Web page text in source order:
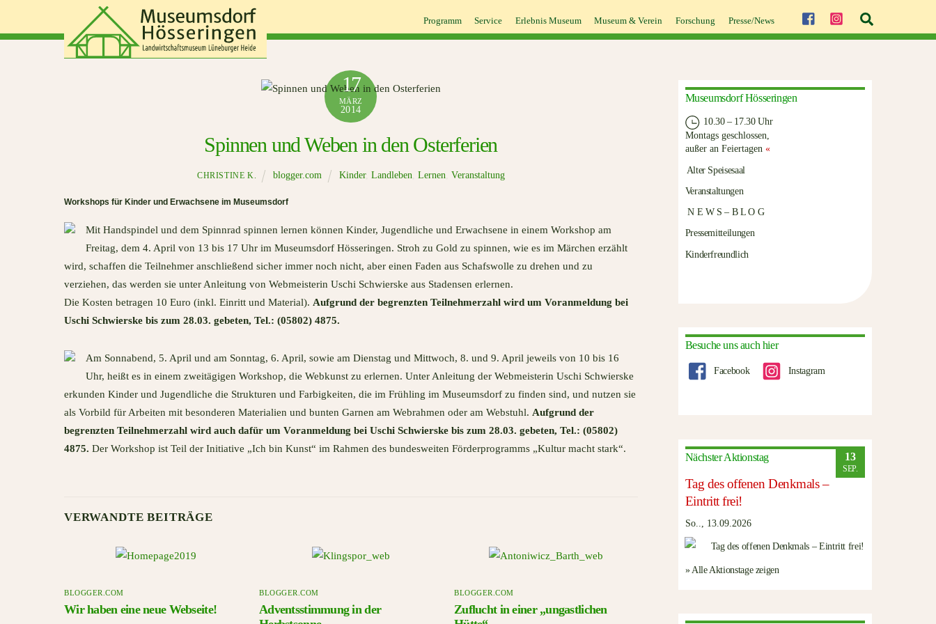
Programm Service Erlebnis Museum Museum & Verein Forschung Presse/News
17
MÄRZ
2014
Spinnen und Weben in den Osterferien
CHRISTINE K. blogger.com Kinder, Landleben, Lernen, Veranstaltung
Workshops für Kinder und Erwachsene im Museumsdorf
Mit Handspindel und dem Spinnrad spinnen lernen können Kinder, Jugendliche und Erwachsene in einem Workshop am
Freitag, dem 4. April von 13 bis 17 Uhr im Museumsdorf Hösseringen. Stroh zu Gold zu spinnen, wie es im Märchen erzählt
wird, schaffen die Teilnehmer anschließend sicher immer noch nicht, aber einen Faden aus Schafswolle zu drehen und zu
verziehen, das werden sie unter Anleitung von Webmeisterin Uschi Schwierske aus Stadensen erlernen.
Die Kosten betragen 10 Euro (inkl. Einritt und Material). Aufgrund der begrenzten Teilnehmerzahl wird um Voranmeldung bei
Uschi Schwierske bis zum 28.03. gebeten, Tel.: (05802) 4875.
Am Sonnabend, 5. April und am Sonntag, 6. April, sowie am Dienstag und Mittwoch, 8. und 9. April jeweils von 10 bis 16
Uhr, heißt es in einem zweitägigen Workshop, die Webkunst zu erlernen. Unter Anleitung der Webmeisterin Uschi Schwierske
erkunden Kinder und Jugendliche die Strukturen und Farbigkeiten, die im Frühling im Museumsdorf zu finden sind, und nutzen sie
als Vorbild für Arbeiten mit besonderen Materialien und bunten Garnen am Webrahmen oder am Webstuhl. Aufgrund der
begrenzten Teilnehmerzahl wird auch dafür um Voranmeldung bei Uschi Schwierske bis zum 28.03. gebeten, Tel.: (05802)
4875. Der Workshop ist Teil der Initiative „Ich bin Kunst“ im Rahmen des bundesweiten Förderprogramms „Kultur macht stark“.
VERWANDTE BEITRÄGE
BLOGGER.COM
Wir haben eine neue Webseite!
BLOGGER.COM
Adventsstimmung in der
BLOGGER.COM
Zuflucht in einer „ungastlichen
Museumsdorf Hösseringen
10.30 – 17.30 Uhr
Montags geschlossen,
außer an Feiertagen «
Alter Speisesaal
Veranstaltungen
N E W S – B L O G
Pressemitteilungen
Kinderfreundlich
Besuche uns auch hier
Facebook Instagram
Nächster Aktionstag 13
SEP.
Tag des offenen Denkmals –
Eintritt frei!
So.., 13.09.2026
» Alle Aktionstage zeigen